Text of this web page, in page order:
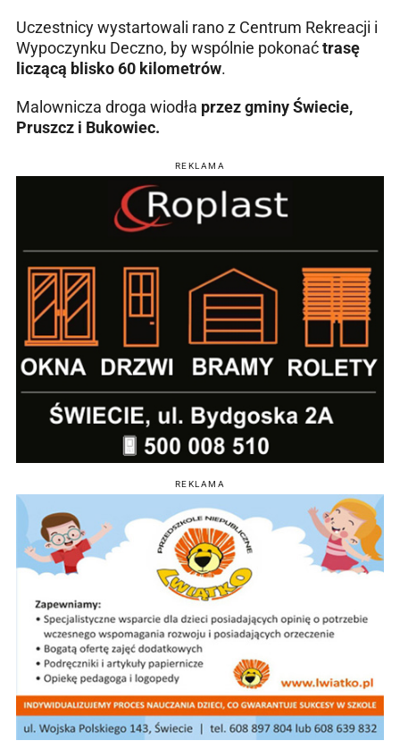
Uczestnicy wystartowali rano z Centrum Rekreacji i
Wypoczynku Deczno, by wspólnie pokonaćtrasę
liczącą blisko 60 kilometrów.
Malownicza droga wiodła przez gminy Świecie,
Pruszcz i Bukowiec.
REKLAMA
REKLAMA